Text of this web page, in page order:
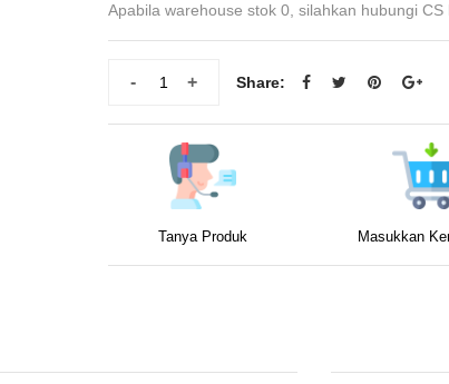
Apabila warehouse stok 0, silahkan hubungi CS
+
- Share:
Tanya Produk Masukkan